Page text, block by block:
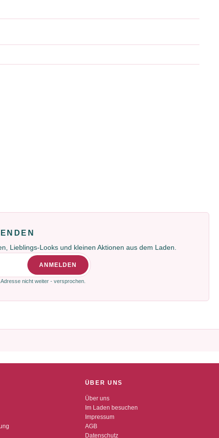
Lieblings-Looks und kleinen Aktionen aus dem Laden.
ANMELDEN
nicht weiter - versprochen.
ÜBER UNS
Über uns
Im Laden besuchen
Impressum
AGB
Datenschutz